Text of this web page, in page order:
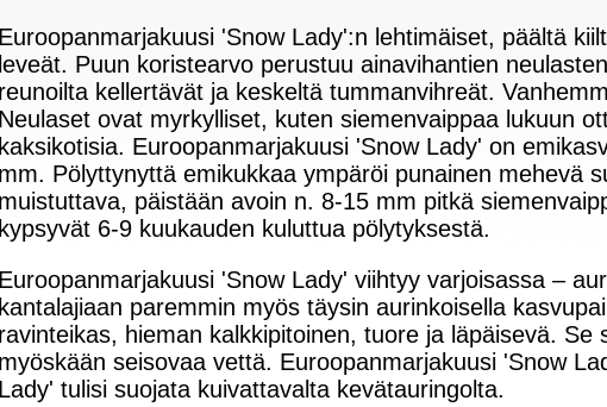
Euroopanmarjakuusi 'Snow Lady':n lehtimäiset, päältä
leveät. Puun koristearvo perustuu ainavihantien
reunoilta kellertävät ja keskeltä tummanvihreät.
Neulaset ovat myrkylliset, kuten siemenvaippaa lukuun
kaksikotisia. Euroopanmarjakuusi 'Snow Lady' on
mm. Pölyttynyttä emikukkaa ympäröi punainen mehevä
muistuttava, päistään avoin n. 8-15 mm pitkä
kypsyvät 6-9 kuukauden kuluttua pölytyksestä.
Euroopanmarjakuusi 'Snow Lady' viihtyy varjoisassa –
kantalajiaan paremmin myös täysin aurinkoisella
ravinteikas, hieman kalkkipitoinen, tuore ja läpäisevä.
myöskään seisovaa vettä. Euroopanmarjakuusi 'Snow
Lady' tulisi suojata kuivattavalta kevätauringolta.